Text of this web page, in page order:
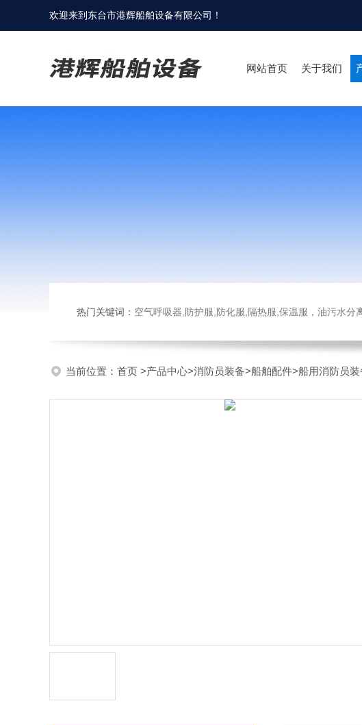
欢迎来到 东台市港辉船舶设备有限公司 ！
网站首页 关于我们
热门关键词： 空气呼吸器,防护服,防化服,隔热服,保温服，油污水
当前位置： 首页 >产品中心>消防员装备>船舶配件>船用消防员